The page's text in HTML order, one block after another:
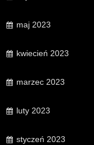
maj 2023
kwiecień 2023
marzec 2023
luty 2023
styczeń 2023